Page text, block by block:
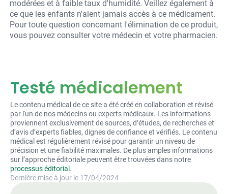
modérées et à faible taux d'humidité. Veillez également à
ce que les enfants n'aient jamais accès à ce médicament.
Pour toute question concernant l'élimination de ce produit,
vous pouvez consulter votre médecin et votre pharmacien.
Testé médicalement
Le contenu médical de ce site a été créé en collaboration et révisé
par l'un de nos médecins ou experts médicaux. Les informations
proviennent exclusivement de sources, d’études, de recherches et
d’avis d’experts fiables, dignes de confiance et vérifiés. Le contenu
médical est régulièrement révisé pour garantir un niveau de
précision et une fiabilité maximales. De plus amples informations
sur l’approche éditoriale peuvent être trouvées dans notre
processus éditorial .
Dernière mise à jour le 17/04/2024